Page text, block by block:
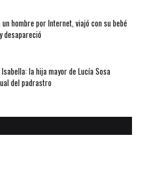
un hombre por Internet, viajó con su bebé
desapareció
Isabella: la hija mayor de Lucía Sosa
del padrastro